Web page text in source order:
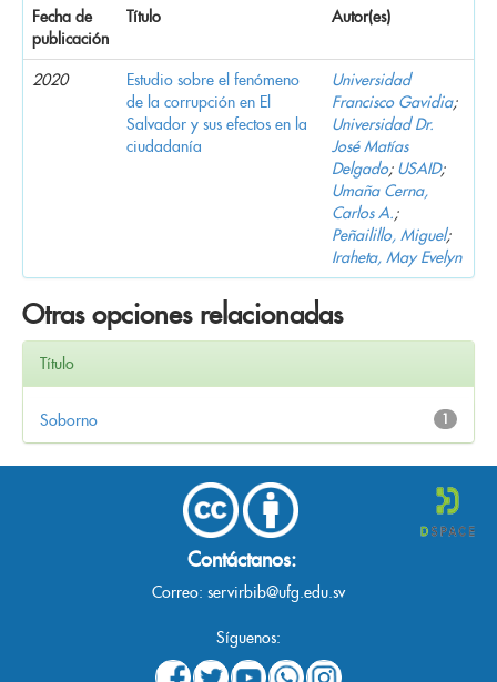
Fecha de
publicación
Título Autor(es)
2020
Estudio sobre el fenómeno
de la corrupción en El
Salvador y sus efectos en la
ciudadanía
Universidad
Francisco Gavidia;
Universidad Dr.
José Matías
Delgado; USAID;
Umaña Cerna,
Carlos A.;
Peñailillo, Miguel;
Iraheta, May Evelyn
Otras opciones relacionadas
Título
1
Soborno
Contáctanos:
Correo: servirbib@ufg.edu.sv
Síguenos: